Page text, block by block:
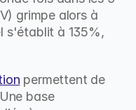
grimpe alors à
s'établit à 135%,
permettent de
base